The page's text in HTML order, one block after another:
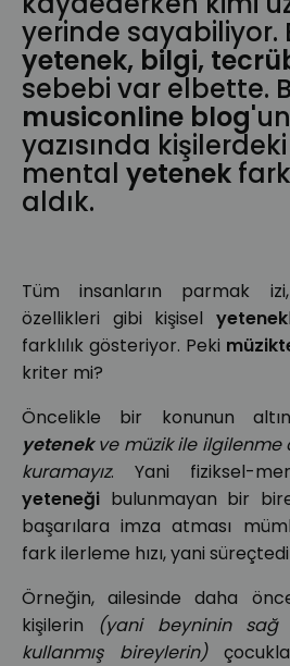
yerinde sayabiliyor.
yetenek, bilgi,
sebebi var elbette.
musiconline blog
yazısında
mental yetenek
aldık.
Tüm insanların parmak
özellikleri gibi kişisel yetenek
farklılık gösteriyor. Peki
kriter mi?
Öncelikle bir konunun
yetenekve müzik ile ilgilenme
kuramayız. Yani fiziksel-
yeteneği bulunmayan bir
başarılara imza atması
fark ilerleme hızı, yani
Örneğin, ailesinde daha
kişilerin (yani beyninin
kullanmış bireylerin)